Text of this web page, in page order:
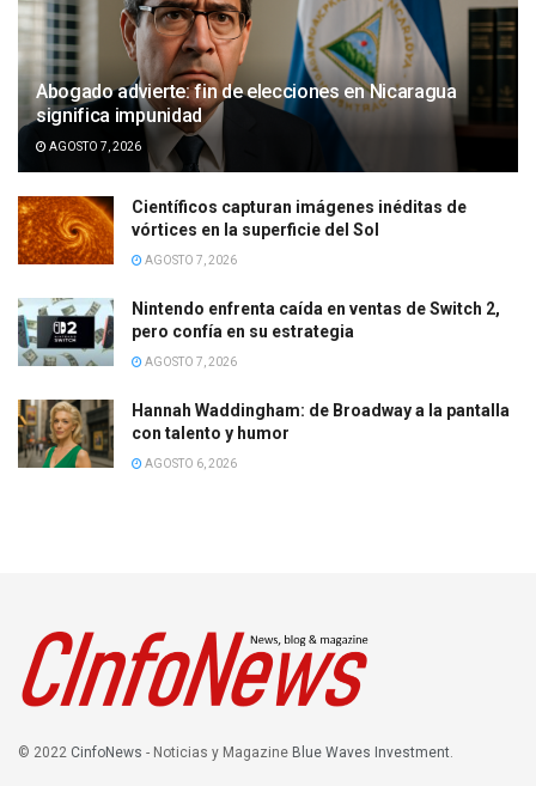
Abogado advierte: fin de elecciones en Nicaragua
significa impunidad
AGOSTO 7, 2026
Científicos capturan imágenes inéditas de
vórtices en la superficie del Sol
AGOSTO 7, 2026
Nintendo enfrenta caída en ventas de Switch 2,
pero confía en su estrategia
AGOSTO 7, 2026
Hannah Waddingham: de Broadway a la pantalla
con talento y humor
AGOSTO 6, 2026
© 2022 CinfoNews - Noticias y Magazine Blue Waves Investment